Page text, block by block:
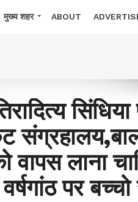
मुख्य शहर ABOUT
लाना
पर